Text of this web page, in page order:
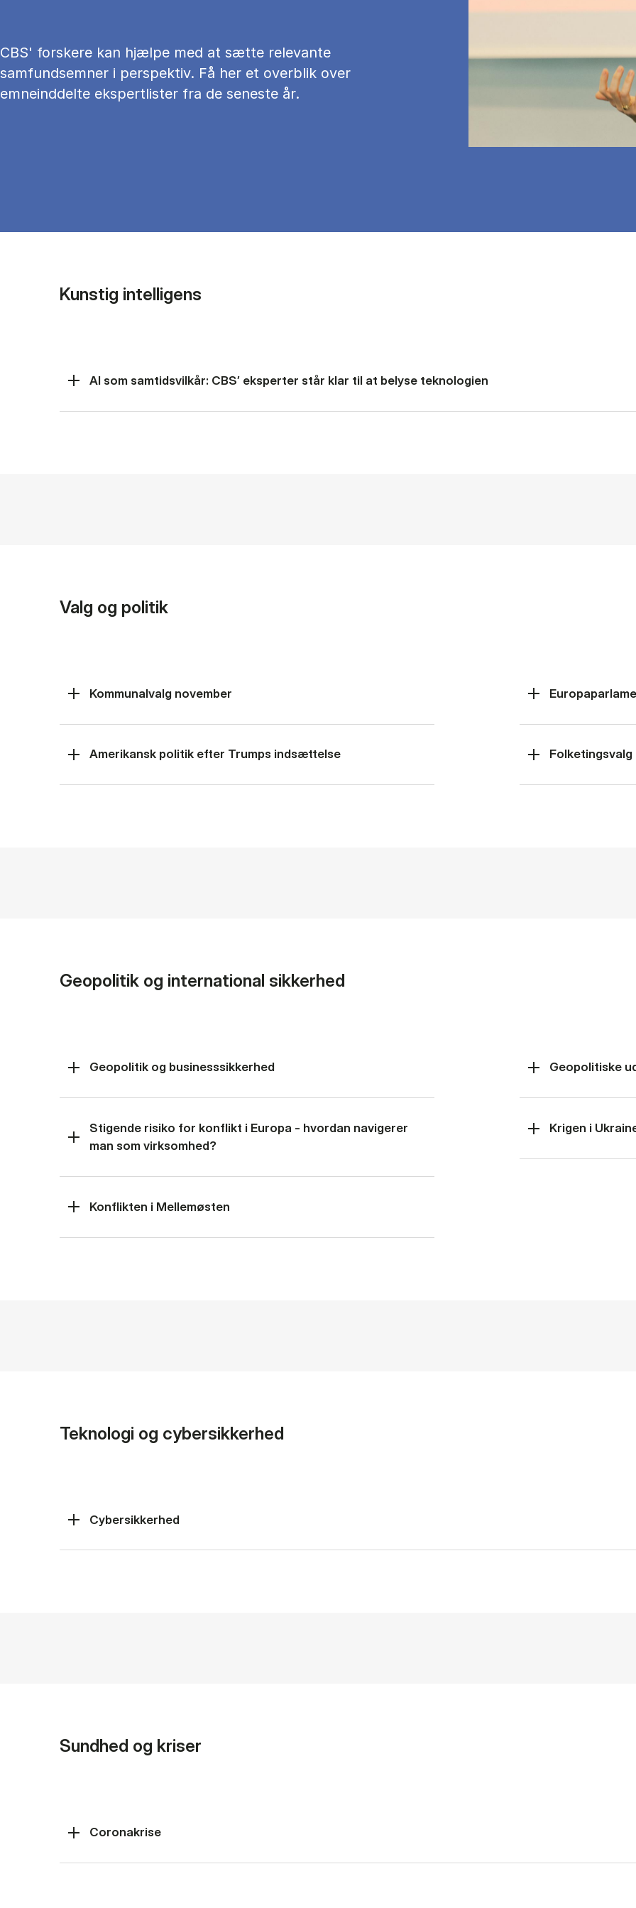
CBS' forskere kan hjælpe med at sætte relevante
samfundsemner i perspektiv. Få her et overblik over
emneinddelte ekspertlister fra de seneste år.
Kunstig intelligens
AI som samtidsvilkår: CBS’ eksperter står klar til at belyse teknologien
Valg og politik
Kommunalvalg november
Amerikansk politik efter Trumps indsættelse Folketingsvalg
Geopolitik og international sikkerhed
Geopolitik og businesssikkerhed
Stigende risiko for konflikt i Europa - hvordan navigerer
man som virksomhed?
Konflikten i Mellemøsten
Geopolitiske
Krigen i
Teknologi og cybersikkerhed
Cybersikkerhed
Sundhed og kriser
Coronakrise